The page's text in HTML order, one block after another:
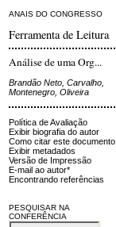
ANAIS DO CONGRESSO
Ferramenta de Leitura
Análise de uma Org...
Brandão Neto, Carvalho,
Montenegro, Oliveira
Política de Avaliação
Exibir biografia do autor
Como citar este documento
Exibir metadados
Versão de Impressão
E-mail ao autor*
Encontrando referências
PESQUISAR NA
CONFERÊNCIA